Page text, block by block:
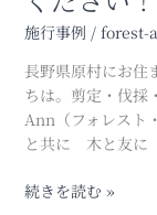
施行事例 / forest-
長野県原村にお住
ちは。剪定・伐採
Ann（フォレスト
と共に 木と友に
か？
安
で
確
実
な
採
続きを読む »